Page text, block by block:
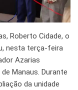
Roberto Cidade, o
nesta terça-feira
Azarias
Manaus. Durante
da unidade